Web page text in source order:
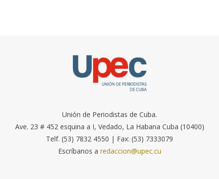
Unión de Periodistas de Cuba.
Ave. 23 # 452 esquina a I, Vedado, La Habana Cuba (10400)
Telf. (53) 7832 4550 | Fax: (53) 7333079
Escríbanos a redaccion@upec.cu